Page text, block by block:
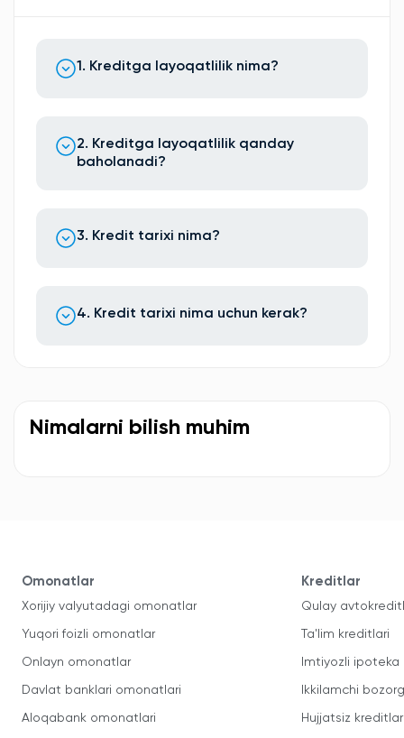
1. Kreditga layoqatlilik nima?
2. Kreditga layoqatlilik qanday
baholanadi?
3. Kredit tarixi nima?
4. Kredit tarixi nima uchun kerak?
Nimalarni bilish muhim
Omonatlar
Xorijiy valyutadagi omonatlar
Yuqori foizli omonatlar
Onlayn omonatlar
Davlat banklari omonatlari
Aloqabank omonatlari
Kreditlar
Qulay
Ta'lim kreditlari
Imtiyozli ipoteka
Ikkilamchi
Hujjatsiz kreditlar